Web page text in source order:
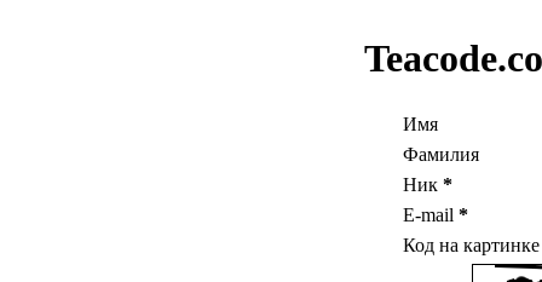
Имя
Фамилия
Ник *
E-mail *
Код на